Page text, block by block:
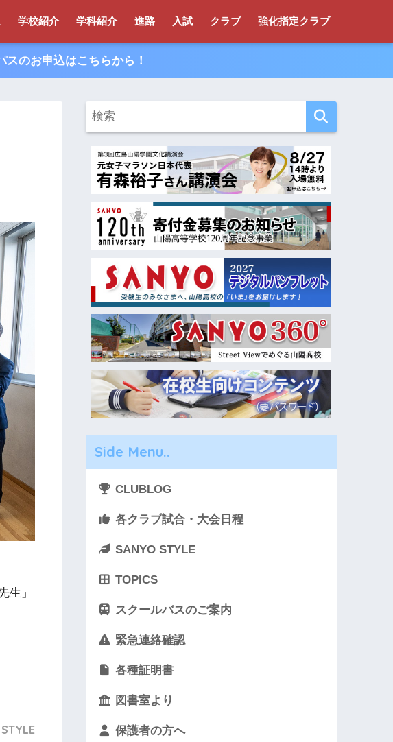
学校紹介 学科紹介 進路 入試 クラブ 強化指定クラブ
スのお申込はこちらから！
生」
Side Menu..
CLUBLOG
各クラブ試合・大会日程
SANYO STYLE
TOPICS
スクールバスのご案内
緊急連絡確認
各種証明書
図書室より
保護者の方へ